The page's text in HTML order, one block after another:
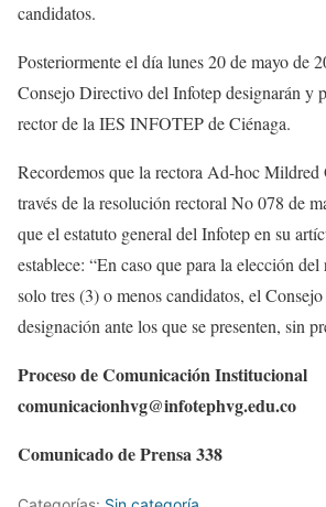
candidatos.
Posteriormente el día lunes 20 de mayo de
Consejo Directivo del Infotep designarán y
rector de la IES INFOTEP de Ciénaga.
Recordemos que la rectora Ad-hoc Mildred
través de la resolución rectoral No 078 de
que el estatuto general del Infotep en su
establece: “En caso que para la elección
solo tres (3) o menos candidatos, el
designación ante los que se presenten, sin
Proceso de Comunicación Institucional
comunicacionhvg@infotephvg.edu.co
Comunicado de Prensa 338